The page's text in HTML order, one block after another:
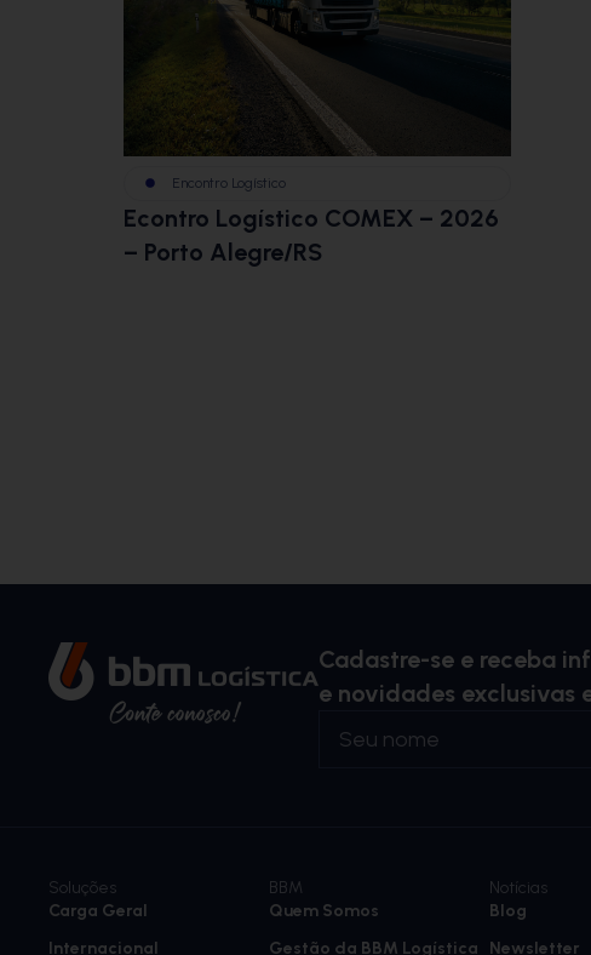
Encontro Logístico
Econtro Logístico COMEX – 2026
– Porto Alegre/RS
Cadastre-se e receba
e novidades exclusivas
Soluções
Carga Geral
Internacional
BBM
Quem Somos
Gestão da BBM Logística
Notícias
Blog
Newsletter